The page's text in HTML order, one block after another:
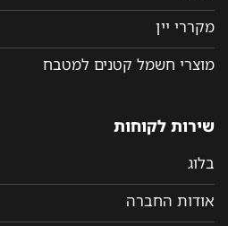
מקררי יין
מוצרי חשמל קטנים למטבח
שירות לקוחות
בלוג
אודות החברה